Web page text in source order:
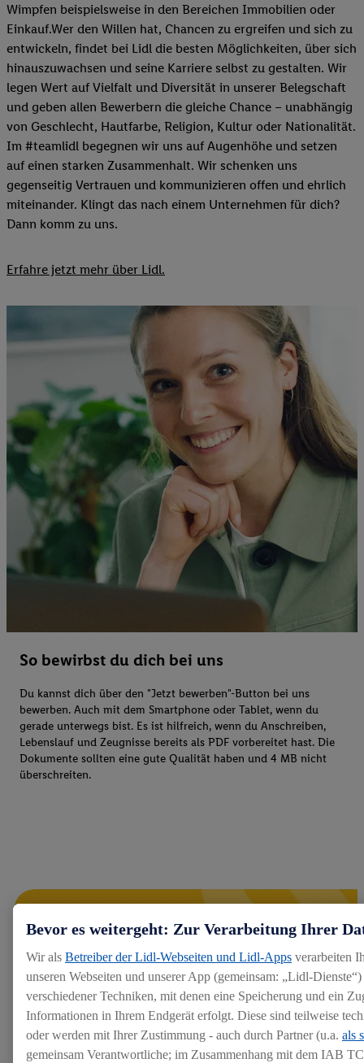
Wimpfen beispielsweise in den Bereichen Immobilien oder
Einkauf.Wer den Willen hat, Chancen zu ergreifen und sich zu
entwickeln, findet bei Lidl die besten Möglichkeiten, über sich
hinauszuwachsen und seine Karriere selbst zu gestalten. Wir
legen Wert auf Vielfalt und Diversität in unserer Belegschaft
und geben allen Bewerbern die gleiche Chance – unabhängig
von Geschlecht, Hautfarbe, Religion, Kultur oder Nationalität.
Im #teamlidl begegnen wir uns auf Augenhöhe und setzen
auf einen starken Zusammenhalt. Wir schenken uns
gegenseitig Vertrauen und kommunizieren offen und ehrlich
miteinander. Klingt das nach einem Unternehmen für dich?
Dann komm zu uns.​
Erfahre jetzt mehr über Lidl.
So bewirbst du dich bei uns
Du kannst dich über den "Jetzt bewerben"-Button bei uns
bewerben. Auch mit dem Smartphone oder Tablet, wenn du
gerade unterwegs bist. Es ist hilfreich, wenn du Anschreiben,
Lebenslauf und Zeugnisse bereits als PDF vorbereitet hast. Die
Dokumente sollten eine gute Qualität haben und 4 MB nicht
überschreiten.
Bevor es weitergeht: Zur Verarbeitung Ihrer
Wir als Betreiber der Lidl-Webseiten und Lidl-Apps verarbeiten
unseren Webseiten und unserer App (gemeinsam: „Lidl-
verschiedener Techniken, mit denen eine Speicherung und ein
Informationen in Ihrem Endgerät erfolgt. Diese sind teilweise
oder werden mit Ihrer Zustimmung - auch durch Partner (u.a. als
gemeinsam Verantwortliche; im Zusammenhang mit dem IAB